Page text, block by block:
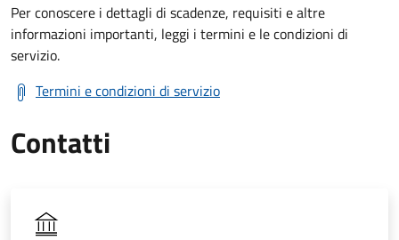
Per conoscere i dettagli di scadenze, requisiti e altre
informazioni importanti, leggi i termini e le condizioni di
servizio.
Termini e condizioni di servizio
Contatti